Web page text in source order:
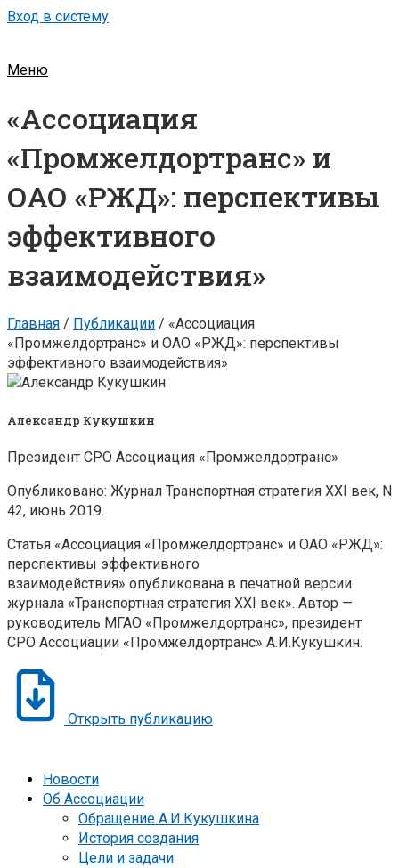
Вход в систему
Меню
«Ассоциация
«Промжелдортранс» и
ОАО «РЖД»: перспективы
эффективного
взаимодействия»
Главная / Публикации / «Ассоциация
«Промжелдортранс» и ОАО «РЖД»: перспективы
эффективного взаимодействия»
Александр Кукушкин
Президент СРО Ассоциация «Промжелдортранс»
Опубликовано: Журнал Транспортная стратегия XXI век, N
42, июнь 2019.
Статья «Ассоциация «Промжелдортранс» и ОАО «РЖД»:
перспективы эффективного
взаимодействия» опубликована в печатной версии
журнала «Транспортная стратегия XXI век». Автор —
руководитель МГАО «Промжелдортранс», президент
СРО Ассоциации «Промжелдортранс» А.И.Кукушкин.
Открыть публикацию
Новости
Об Ассоциации
Обращение А.И.Кукушкина
История создания
Цели и задачи